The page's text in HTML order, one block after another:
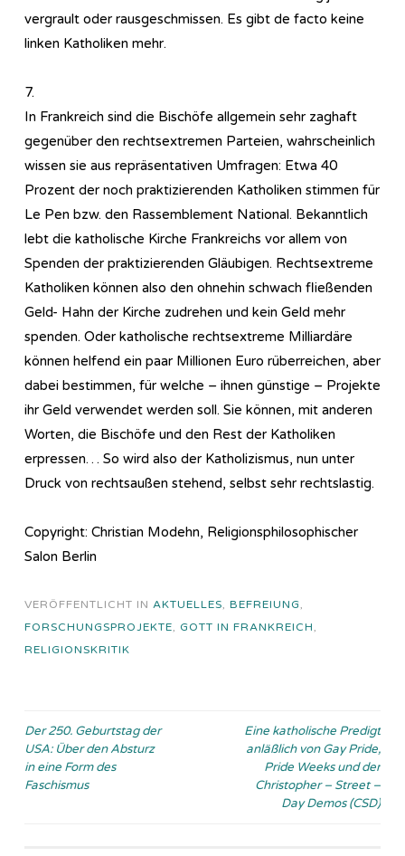
vergrault oder rausgeschmissen. Es gibt de facto keine
linken Katholiken mehr.
7.
In Frankreich sind die Bischöfe allgemein sehr zaghaft
gegenüber den rechtsextremen Parteien, wahrscheinlich
wissen sie aus repräsentativen Umfragen: Etwa 40
Prozent der noch praktizierenden Katholiken stimmen für
Le Pen bzw. den Rassemblement National. Bekanntlich
lebt die katholische Kirche Frankreichs vor allem von
Spenden der praktizierenden Gläubigen. Rechtsextreme
Katholiken können also den ohnehin schwach fließenden
Geld- Hahn der Kirche zudrehen und kein Geld mehr
spenden. Oder katholische rechtsextreme Milliardäre
können helfend ein paar Millionen Euro rüberreichen, aber
dabei bestimmen, für welche – ihnen günstige – Projekte
ihr Geld verwendet werden soll. Sie können, mit anderen
Worten, die Bischöfe und den Rest der Katholiken
erpressen… So wird also der Katholizismus, nun unter
Druck von rechtsaußen stehend, selbst sehr rechtslastig.
Copyright: Christian Modehn, Religionsphilosophischer
Salon Berlin
VERÖFFENTLICHT IN AKTUELLES, BEFREIUNG,
FORSCHUNGSPROJEKTE, GOTT IN FRANKREICH,
RELIGIONSKRITIK
Beitragsnavigation
Der 250. Geburtstag der
USA: Über den Absturz
in eine Form des
Faschismus
Eine katholische Predigt
anläßlich von Gay Pride,
Pride Weeks und der
Christopher – Street –
Day Demos (CSD)